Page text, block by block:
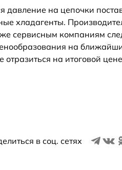
на цепочки
хладагенты.
сервисным компаниям
на
отразиться на итоговой цене
в соц. сетях